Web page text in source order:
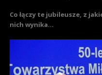
Co łączy te jubileusze, z
nich wynika...